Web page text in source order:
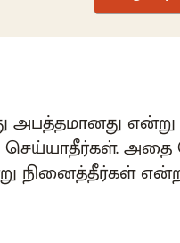
அபத்தமானது
அதை
நினைத்தீர்கள்